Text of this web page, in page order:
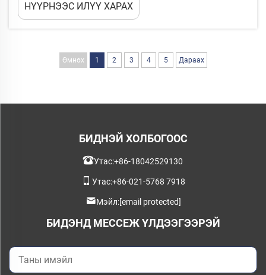
чадах хамгийн чухал шийдвэрүүдийн нэг юм.
Автомашин үйлдвэрлэлт нь үлдэш нарийнхан,
хугацааны хариу ...
НҮҮРНЭЭС ИЛҮҮ ХАРАХ
Өмнөх 1 2 3 4 5 Дараах
БИДНЭЙ ХОЛБОГООС
Утас:+86-18042529130
Утас:+86-021-5768 7918
Мэйл:[email protected]
БИДЭНД МЕССЕЖ ҮЛДЭЭГЭЭРЭЙ